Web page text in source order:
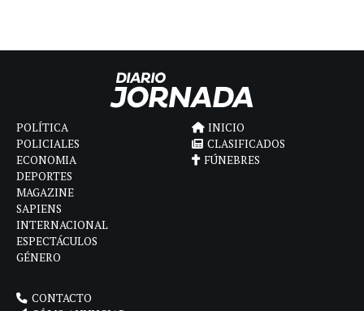
POLÍTICA
POLICIALES
ECONOMIA
DEPORTES
MAGAZINE
SAPIENS
INTERNACIONAL
ESPECTÁCULOS
GÉNERO
INICIO
CLASIFICADOS
FÚNEBRES
CONTACTO